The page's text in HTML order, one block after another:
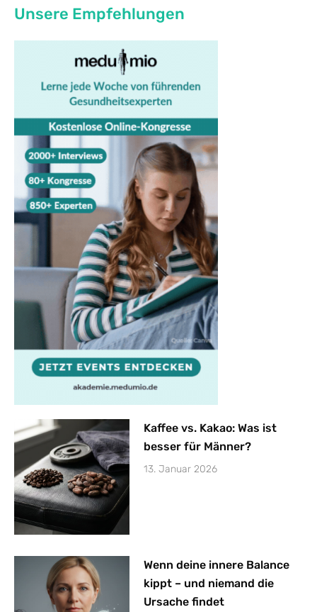
Unsere Empfehlungen
Kaffee vs. Kakao: Was ist
besser für Männer?
13. Januar 2026
Wenn deine innere Balance
kippt – und niemand die
Ursache findet